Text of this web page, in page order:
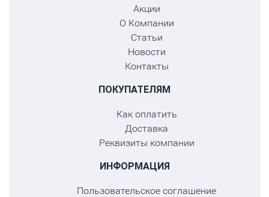
Акции
О Компании
Статьи
Новости
Контакты
ПОКУПАТЕЛЯМ
Как оплатить
Доставка
Реквизиты компании
ИНФОРМАЦИЯ
Пользовательское соглашение